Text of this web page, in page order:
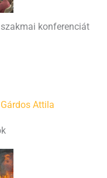
konferenciát
Gárdos Attila